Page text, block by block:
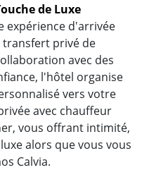
de Luxe
expérience d'arrivée
transfert privé de
avec des
l'hôtel organise
vers votre
avec chauffeur
vous offrant intimité,
alors que vous vous
Calvia.